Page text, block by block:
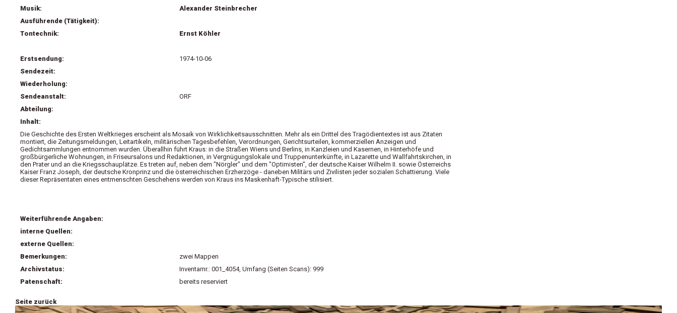
Musik:
Alexander Steinbrecher
Ausführende (Tätigkeit):
Tontechnik:
Ernst Köhler
Erstsendung:
1974-10-06
Sendezeit:
Wiederholung:
Sendeanstalt:
ORF
Abteilung:
Inhalt:
Die Geschichte des Ersten Weltkrieges erscheint als Mosaik von Wirklichkeitsausschnitten. Mehr als ein Drittel des Tragödientextes ist aus Zitaten
montiert, die Zeitungsmeldungen, Leitartikeln, militärischen Tagesbefehlen, Verordnungen, Gerichtsurteilen, kommerziellen Anzeigen und
Gedichtsammlungen entnommen wurden. Überallhin führt Kraus: in die Straßen Wiens und Berlins, in Kanzleien und Kasernen, in Hinterhöfe und
großbürgerliche Wohnungen, in Friseursalons und Redaktionen, in Vergnügungslokale und Truppenunterkünfte, in Lazarette und Wallfahrtskirchen, in
den Prater und an die Kriegsschauplätze. Es treten auf, neben dem "Nörgler" und dem "Optimisten", der deutsche Kaiser Wilhelm II. sowie Österreichs
Kaiser Franz Joseph, der deutsche Kronprinz und die österreichischen Erzherzöge - daneben Militärs und Zivilisten jeder sozialen Schattierung. Viele
dieser Repräsentaten eines entmenschten Geschehens werden von Kraus ins Maskenhaft-Typische stilisiert.
Weiterführende Angaben:
interne Quellen:
externe Quellen:
Bemerkungen:
zwei Mappen
Archivstatus:
Inventarnr.: 001_4054, Umfang (Seiten Scans): 999
Patenschaft:
bereits reserviert
Seite zurück